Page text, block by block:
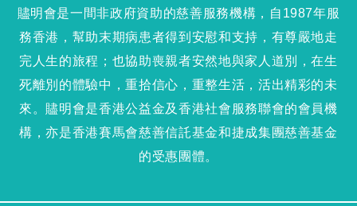
贐明會是一間非政府資助的慈善服務機構，自1987年服
務香港，幫助末期病患者得到安慰和支持，有尊嚴地走
完人生的旅程；也協助喪親者安然地與家人道別，在生
死離別的體驗中，重拾信心，重整生活，活出精彩的未
來。贐明會是香港公益金及香港社會服務聯會的會員機
構，亦是香港賽馬會慈善信託基金和捷成集團慈善基金
的受惠團體。